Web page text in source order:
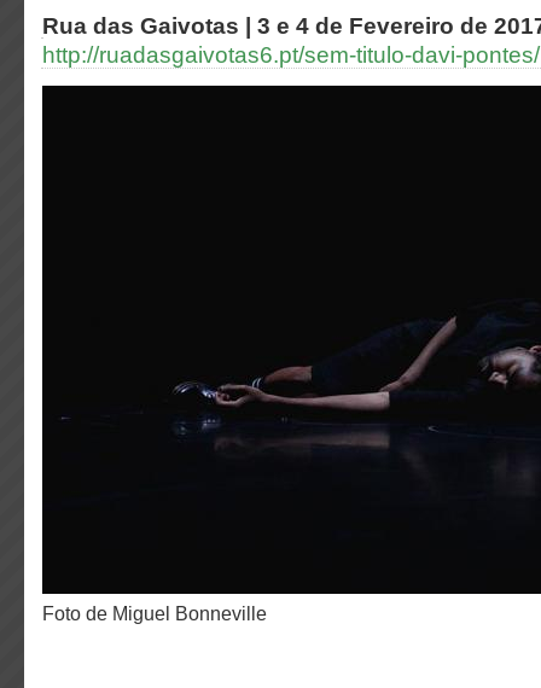
Rua das Gaivotas | 3 e 4 de Fevereiro de
http://ruadasgaivotas6.pt/sem-titulo-davi-pontes/
Foto de Miguel Bonneville